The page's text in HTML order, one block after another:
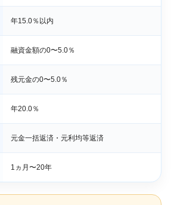
年15.0％以内
融資金額の0〜5.0％
残元金の0〜5.0％
年20.0％
元金一括返済・元利均等返済
1ヵ月〜20年